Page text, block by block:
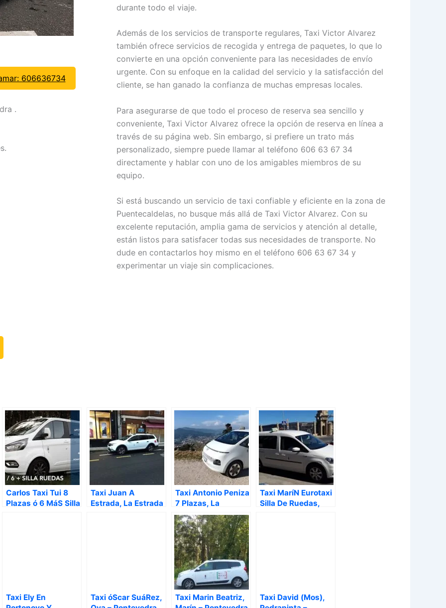
606636734
.
durante todo el viaje.
Además de los servicios de transporte regulares, Taxi Victor Alvarez
también ofrece servicios de recogida y entrega de paquetes, lo que lo
convierte en una opción conveniente para las necesidades de envío
urgente. Con su enfoque en la calidad del servicio y la satisfacción del
cliente, se han ganado la confianza de muchas empresas locales.
Para asegurarse de que todo el proceso de reserva sea sencillo y
conveniente, Taxi Victor Alvarez ofrece la opción de reserva en línea a
través de su página web. Sin embargo, si prefiere un trato más
personalizado, siempre puede llamar al teléfono 606 63 67 34
directamente y hablar con uno de los amigables miembros de su
equipo.
Si está buscando un servicio de taxi confiable y eficiente en la zona de
Puentecaldelas, no busque más allá de Taxi Victor Alvarez. Con su
excelente reputación, amplia gama de servicios y atención al detalle,
están listos para satisfacer todas sus necesidades de transporte. No
dude en contactarlos hoy mismo en el teléfono 606 63 67 34 y
experimentar un viaje sin complicaciones.
Carlos Taxi Tui 8
Plazas ó 6 MáS Silla
Taxi Juan A
Estrada, La Estrada
Taxi Antonio Peniza
7 Plazas, La
Guardia –
Pontevedra
Taxi MaríN Eurotaxi
Silla De Ruedas,
Taxi Ely En
Taxi óScar SuáRez,
Taxi Marin Beatriz,
Taxi David (Mos),